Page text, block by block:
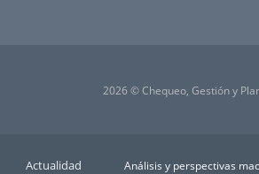
2026 © Chequeo, Gestión y
Actualidad Análisis y perspectivas